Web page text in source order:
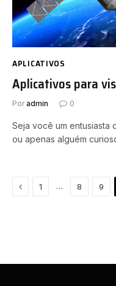
APLICATIVOS
Aplicativos para
Por admin 0
Seja você um entusiasta
ou apenas alguém
Anterior
1 … 8 9